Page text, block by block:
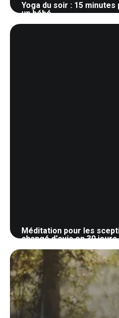
Yoga du soir : 15
un bébé
Méditation pour les
changé d’avis en 30 jours
5 mai 2026